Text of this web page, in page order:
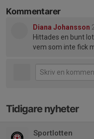
Kommentarer
Diana Johansson
Hittades en bunt
vem som inte fick
Tidigare nyheter
Sportlotten